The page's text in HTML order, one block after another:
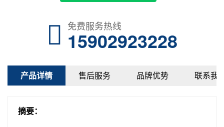
免费服务热线
15902923228
产品详情 售后服务 品牌优势 联系我
摘要：